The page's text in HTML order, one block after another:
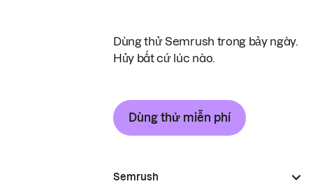
Dùng thử Semrush trong bảy ngày.
Hủy bất cứ lúc nào.
Dùng thử miễn phí
Semrush